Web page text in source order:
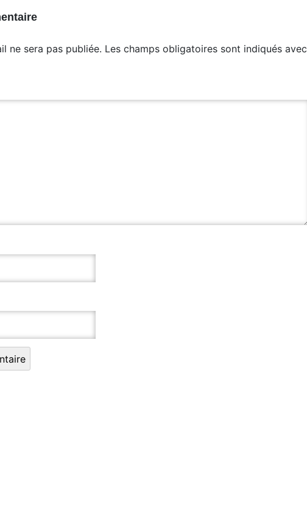
ne sera pas publiée. Les champs obligatoires sont indiqués avec